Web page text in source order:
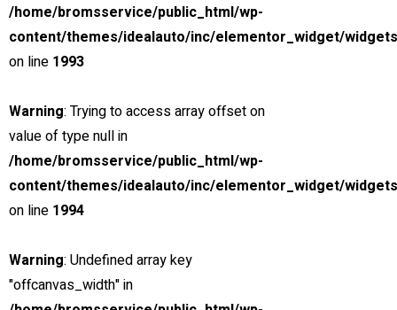
/home/bromsservice/public_html/wp-
content/themes/idealauto/inc/elementor_widget/
on line 1993
Warning: Trying to access array offset on
value of type null in
/home/bromsservice/public_html/wp-
content/themes/idealauto/inc/elementor_widget/
on line 1994
Warning: Undefined array key
"offcanvas_width" in
jourservice för lastbil, släp & trailer med hög servicegrad och kvalitet
tvåor. Välkommen!
FÖLJ OSS PÅ
Facebook-f
TJÄNSTER
Reparation
Släckning av 2:or